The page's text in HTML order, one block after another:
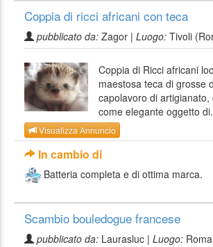
Coppia di ricci africani con teca
pubblicato da: Zagor | Luogo: Tivoli
Coppia di Ricci africani
maestosa teca di grosse
capolavoro di
come elegante oggetto
Visualizza Annuncio
In cambio di
Batteria completa e di ottima marca.
Scambio bouledogue francese
pubblicato da: Laurasluc | Luogo: Roma